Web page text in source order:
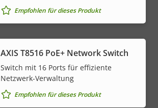
Empfohlen für dieses Produkt
AXIS T8516 PoE+ Network Switch
Switch mit 16 Ports für effiziente
Netzwerk-Verwaltung
Empfohlen für dieses Produkt